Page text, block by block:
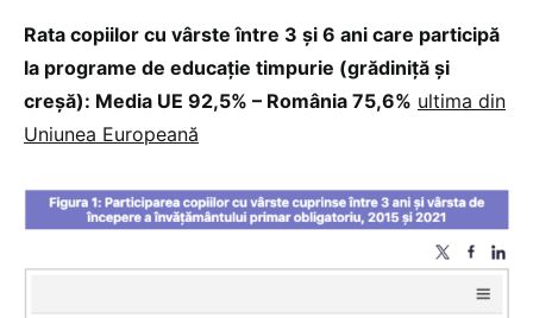
Rata copiilor cu vârste între 3 și 6 ani care participă
la programe de educație timpurie (grădiniță și
creșă): Media UE 92,5% – România 75,6% ultima din
Uniunea Europeană